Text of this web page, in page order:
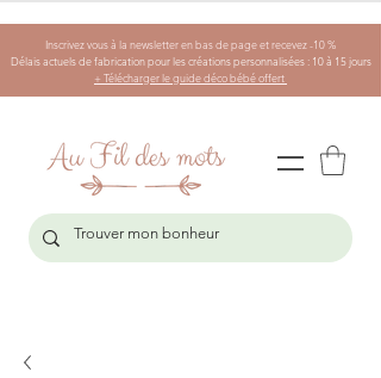
Inscrivez vous à la newsletter en bas de page et recevez -10 %
Délais actuels de fabrication pour les créations personnalisées : 10 à 15 jours
+ Télécharger le guide déco bébé offert